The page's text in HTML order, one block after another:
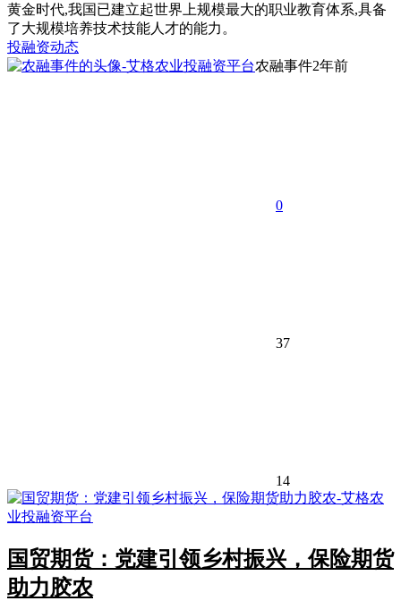
黄金时代,我国已建立起世界上规模最大的职业教育体系,具备
了大规模培养技术技能人才的能力。
投融资动态
农融事件2年前
0
37
14
国贸期货：党建引领乡村振兴，保险期货
助力胶农